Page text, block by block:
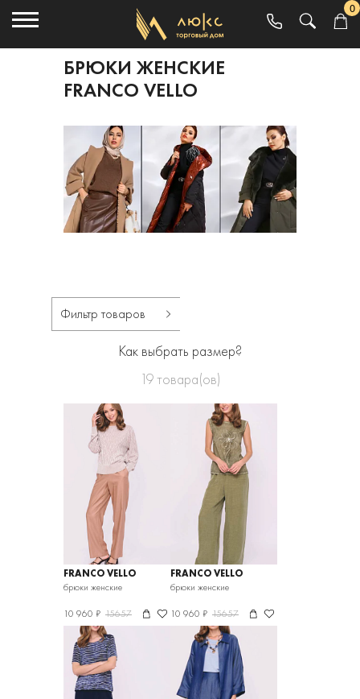
0
БРЮКИ ЖЕНСКИЕ
FRANCO VELLO
Фильтр товаров
Как выбрать размер?
19товара(ов)
FRANCO VELLO
брюки женские
10 960 ₽ 15657
FRANCO VELLO
брюки женские
10 960 ₽ 15657